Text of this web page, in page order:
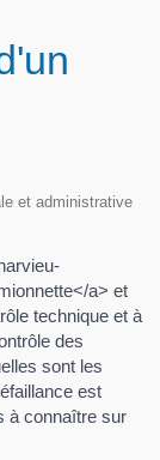
et administrative
a> et
technique et à
des
sont les
est
à connaître sur